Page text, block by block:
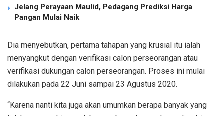
Jelang Perayaan Maulid, Pedagang Prediksi Harga
Pangan Mulai Naik
Dia menyebutkan, pertama tahapan yang krusial itu ialah
menyangkut dengan verifikasi calon perseorangan atau
verifikasi dukungan calon perseorangan. Proses ini mulai
dilakukan pada 22 Juni sampai 23 Agustus 2020.
“Karena nanti kita juga akan umumkan berapa banyak yang